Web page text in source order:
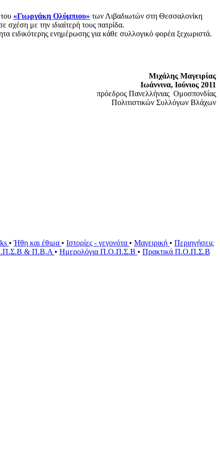
«Γιωργάκη Ολύμπιου» των Λιβαδιωτών στη Θεσσαλονίκη
με την ιδιαίτερή τους πατρίδα.
ειδικότερης ενημέρωσης για κάθε συλλογικό φορέα ξεχωριστά.
Μιχάλης Μαγειρίας
Ιωάννινα, Ιούνιος 2011
πρόεδρος Πανελλήνιας Ομοσπονδίας
Συλλόγων Βλάχων
•Ήθη και έθιμα • Ιστορίες - γεγονότα • Μαγειρική • Περιηγήσεις
& Π.Β.Α • Ημερολόγια Π.Ο.Π.Σ.Β • Πρακτικά Π.Ο.Π.Σ.Β